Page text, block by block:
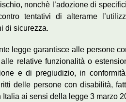
nonchè l’adozione di
tentativi di alterarne
di sicurezza.
legge garantisce alle persone
relative funzionalità o
e di pregiudizio, in
delle persone con disabilità,
Italia ai sensi della legge 3 marzo